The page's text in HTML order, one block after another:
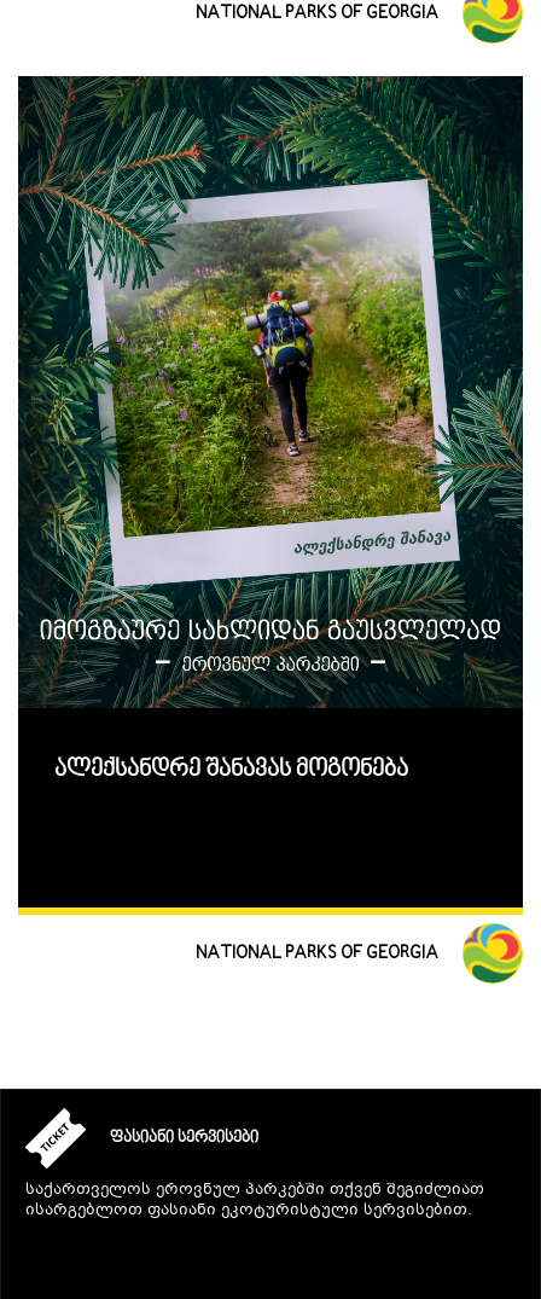
NATIONAL PARKS OF GEORGIA
ალექსანდრე შანავას მოგონება
NATIONAL PARKS OF GEORGIA
ᲤᲐᲡᲘᲐᲜᲘ ᲡᲔᲠᲕᲘᲡᲔᲑᲘ
საქართველოს ეროვნულ პარკებში თქვენ შეგიძლიათ
ისარგებლოთ ფასიანი ეკოტურისტული სერვისებით.